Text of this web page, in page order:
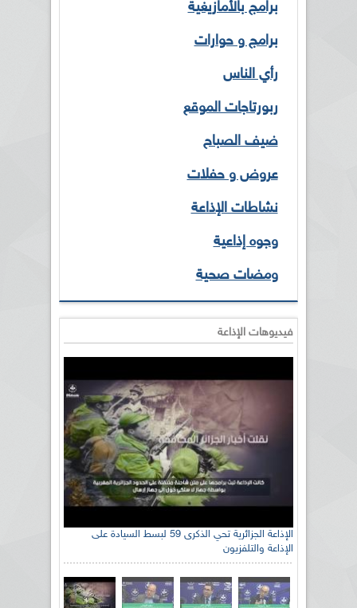
برامج بالأمازيغية
برامج و حوارات
رأي الناس
ربورتاجات الموقع
ضيف الصباح
عروض و حفلات
نشاطات الإذاعة
وجوه إذاعية
ومضات صحية
فيديوهات الإذاعة
الإذاعة الجزائرية تحي الذكرى 59 لبسط السيادة على
الإذاعة والتلفزيون